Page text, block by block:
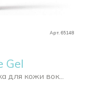
Арт. 65148
Gel
для кожи вок...